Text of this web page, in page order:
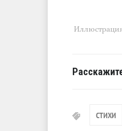
СТИХИ